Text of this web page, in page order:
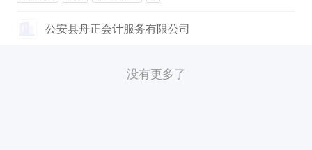
公安县舟正会计服务有限公司
没有更多了